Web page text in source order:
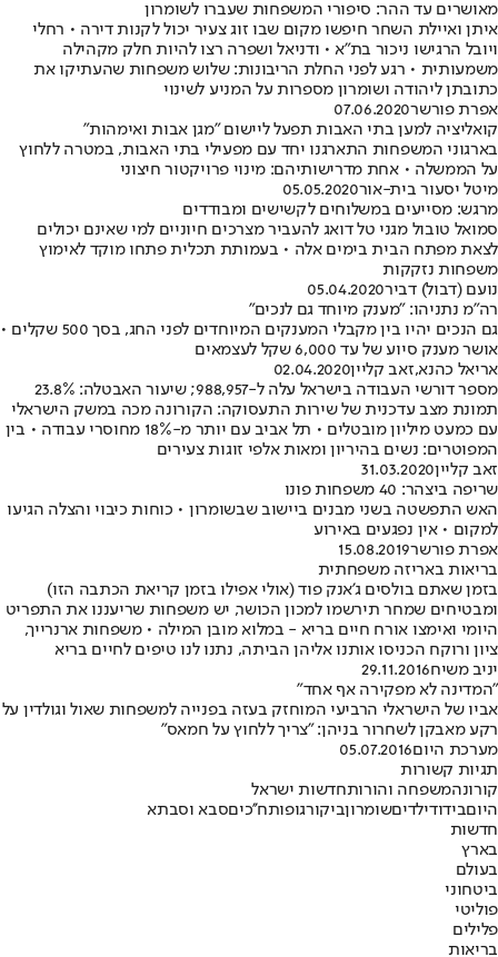
מאושרים עד ההר: סיפורי המשפחות שעברו לשומרון
איתן ואיילת השחר חיפשו מקום שבו זוג צעיר יכול לקנות דירה • רחלי
ויובל הרגישו ניכור בת"א • ודניאל ושפרה רצו להיות חלק מקהילה
משמעותית • רגע לפני החלת הריבונות: שלוש משפחות שהעתיקו את
כתובתן ליהודה ושומרון מספרות על המניע לשינוי
אפרת פורשר07.06.2020
קואליציה למען בתי האבות תפעל ליישום "מגן אבות ואימהות"
בארגוני המשפחות התארגנו יחד עם מפעילי בתי האבות, במטרה ללחוץ
על הממשלה • אחת מדרישותיהם: מינוי פרויקטור חיצוני
מיטל יסעור בית-אור05.05.2020
מרגש: מסייעים במשלוחים לקשישים ומבודדים
סמואל טובול מגני טל דואג להעביר מצרכים חיוניים למי שאינם יכולים
לצאת מפתח הבית בימים אלה • בעמותת תכלית פתחו מוקד לאימוץ
משפחות נזקקות
נועם (דבול) דביר05.04.2020
רה"מ נתניהו: "מענק מיוחד גם לנכים"
גם הנכים יהיו בין מקבלי המענקים המיוחדים לפני החג, בסך 500 שקלים •
אושר מענק סיוע של עד 6,000 שקל לעצמאים
אריאל כהנא,זאב קליין02.04.2020
מספר דורשי העבודה בישראל עלה ל-988,957; שיעור האבטלה: 23.8%
תמונת מצב עדכנית של שירות התעסוקה: הקורונה מכה במשק הישראלי
עם כמעט מיליון מובטלים • תל אביב עם יותר מ-18% מחוסרי עבודה • בין
המפוטרים: נשים בהיריון ומאות אלפי זוגות צעירים
זאב קליין31.03.2020
שריפה ביצהר: 40 משפחות פונו
האש התפשטה בשני מבנים ביישוב שבשומרון • כוחות כיבוי והצלה הגיעו
למקום • אין נפגעים באירוע
אפרת פורשר15.08.2019
בריאות באריזה משפחתית
בזמן שאתם בולסים ג'אנק פוד (אולי אפילו בזמן קריאת הכתבה הזו)
ומבטיחים שמחר תירשמו למכון הכושר, יש משפחות שריעננו את התפריט
היומי ואימצו אורח חיים בריא - במלוא מובן המילה • משפחות ארנרייך,
ציון ורוקח הכניסו אותנו אליהן הביתה, נתנו לנו טיפים לחיים בריא
יניב משיח29.11.2016
"המדינה לא מפקירה אף אחד"
אביו של הישראלי הרביעי המוחזק בעזה בפנייה למשפחות שאול וגולדין על
רקע מאבקן לשחרור בניהן: "צריך ללחוץ על חמאס"
מערכת היום05.07.2016
תגיות קשורות
קורונהמשפחה והורותחדשות ישראל
היוםבידודילדיםשומרוןביקורגופותח''כיםסבא וסבתא
חדשות
בארץ
בעולם
ביטחוני
פוליטי
פלילים
בריאות